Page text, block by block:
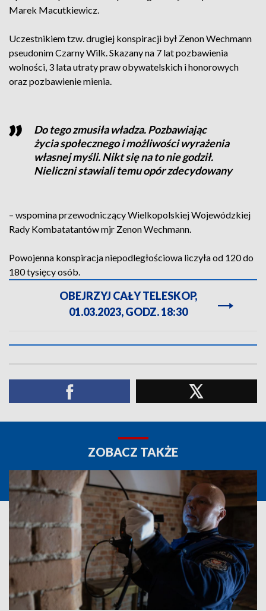
Marek Macutkiewicz.
Uczestnikiem tzw. drugiej konspiracji był Zenon Wechmann
pseudonim Czarny Wilk. Skazany na 7 lat pozbawienia
wolności, 3 lata utraty praw obywatelskich i honorowych
oraz pozbawienie mienia.
Do tego zmusiła władza. Pozbawiając
życia społecznego i możliwości wyrażenia
własnej myśli. Nikt się na to nie godził.
Nieliczni stawiali temu opór zdecydowany
– wspomina przewodniczący Wielkopolskiej Wojewódzkiej
Rady Kombatatantów mjr Zenon Wechmann.
Powojenna konspiracja niepodległościowa liczyła od 120 do
180 tysięcy osób.
OBEJRZYJ CAŁY TELESKOP,
01.03.2023, GODZ. 18:30
ZOBACZ TAKŻE